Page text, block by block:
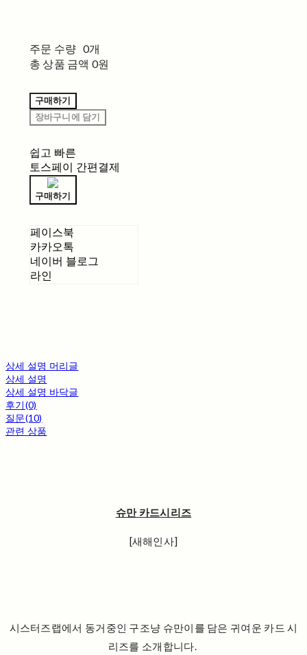
주문 수량 0개
총 상품 금액 0원
구매하기
장바구니에 담기
쉽고 빠른
토스페이 간편결제
구매하기
페이스북
카카오톡
네이버 블로그
라인
상세 설명 머리글
상세 설명
상세 설명 바닥글
후기(0)
질문(10)
관련 상품
슈만 카드시리즈
[새해인사]
시스터즈랩에서 동거중인 구조냥 슈만이를 담은 귀여운 카드 시
리즈를 소개합니다.